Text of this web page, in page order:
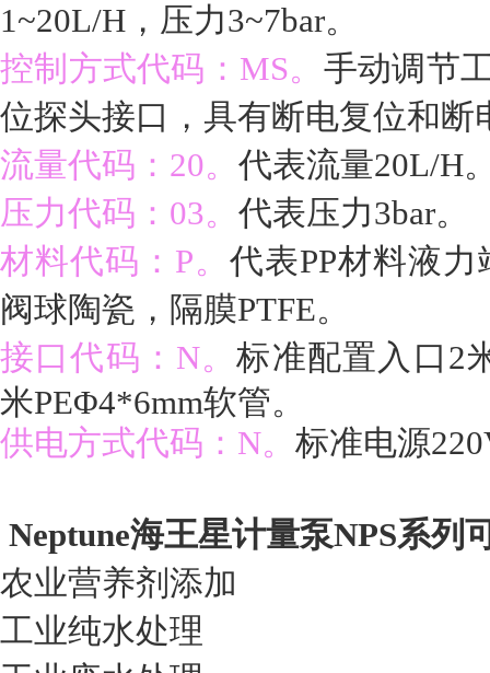
1~20L/H，压力3~7bar。
控制方式代码：MS。 手动调节
位探头接口，具有断电复位和断
流量代码：20。 代表流量20L/H
压力代码：03。 代表压力3bar。
材料代码：P。 代表PP材料液
阀球陶瓷，隔膜PTFE。
接口代码：N。标准配置入口2
米PEΦ4*6mm软管。
供电方式代码：N。 标准电源
Neptune海王星计量泵NPS系列
农业营养剂添加
工业纯水处理